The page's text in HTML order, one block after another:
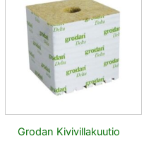
Grodan Kivivillakuutio